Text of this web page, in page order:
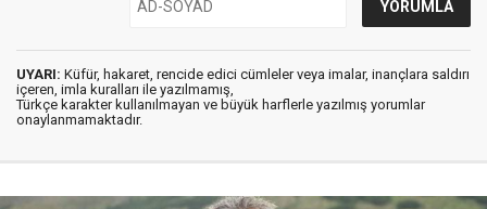
UYARI: Küfür, hakaret, rencide edici cümleler veya imalar, inançlara saldırı
içeren, imla kuralları ile yazılmamış,
Türkçe karakter kullanılmayan ve büyük harflerle yazılmış yorumlar
onaylanmamaktadır.